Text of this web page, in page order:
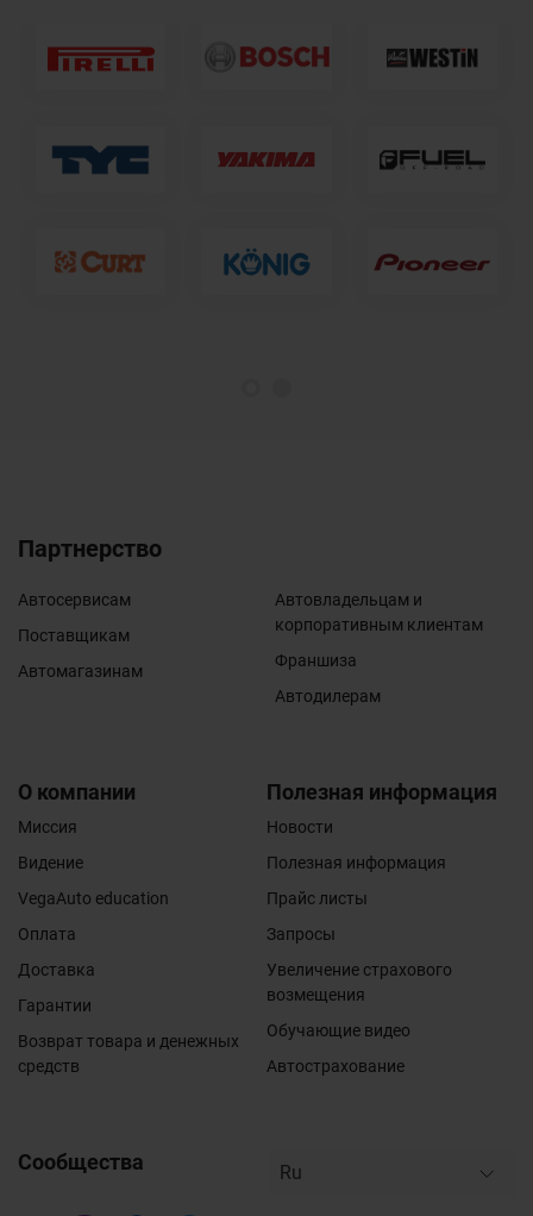
Партнерство
Автосервисам
Поставщикам
Автомагазинам
Автовладельцам и
корпоративным клиентам
Франшиза
Автодилерам
О компании
Миссия
Видение
VegaAuto education
Оплата
Доставка
Гарантии
Возврат товара и денежных
средств
Полезная информация
Новости
Полезная информация
Прайс листы
Запросы
Увеличение страхового
возмещения
Обучающие видео
Автострахование
Сообщества